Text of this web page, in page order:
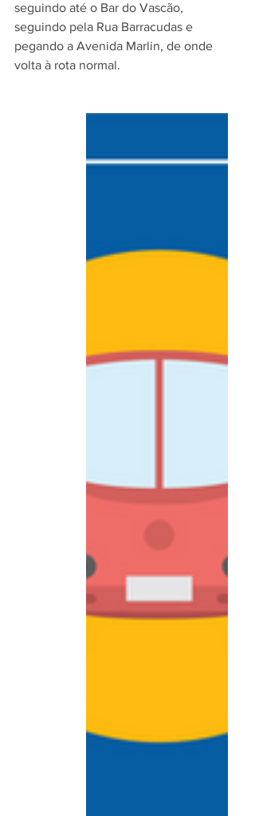
seguindo até o Bar do Vascão,
seguindo pela Rua Barracudas e
pegando a Avenida Marlin, de onde
volta à rota normal.